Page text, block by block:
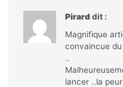
Pirard dit :
Magnifique
convaincue
..
lancer ..la